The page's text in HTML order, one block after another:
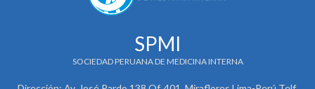
SPMI
SOCIEDAD PERUANA DE MEDICINA INTERNA